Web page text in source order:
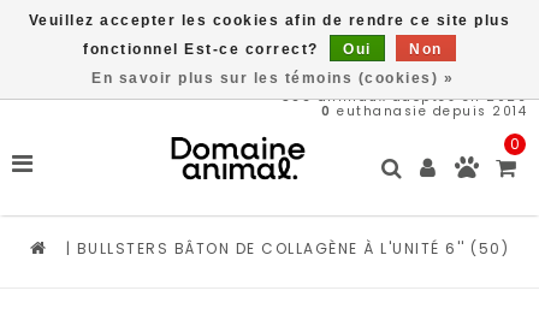
566animaux adoptés en 2026
0 euthanasie depuis 2014
0
| BULLSTERS BÂTON DE COLLAGÈNE À L'UNITÉ 6'' (50)
Veuillez accepter les cookies afin de rendre ce site plus
fonctionnel Est-ce correct?
Oui
Non
En savoir plus sur les témoins (cookies) »
Livraison gratuite à partir de 89$*